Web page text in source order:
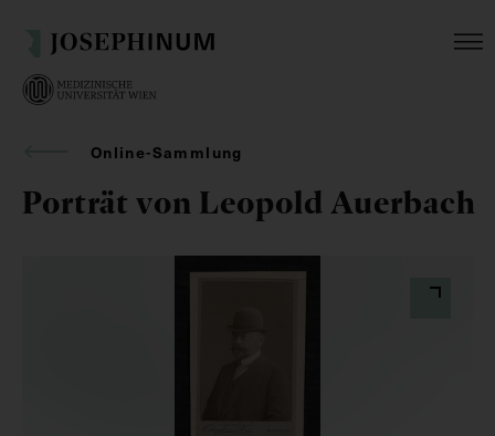
Online-Sammlung
Porträt von Leopold Auerbach